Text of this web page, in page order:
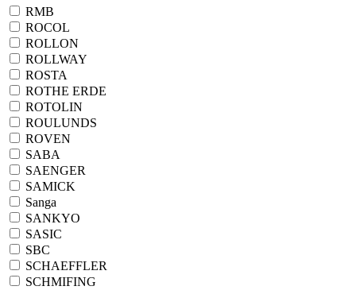
RMB
ROCOL
ROLLON
ROLLWAY
ROSTA
ROTHE ERDE
ROTOLIN
ROULUNDS
ROVEN
SABA
SAENGER
SAMICK
Sanga
SANKYO
SASIC
SBC
SCHAEFFLER
SCHMIFING